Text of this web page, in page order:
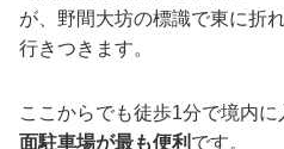
が、野間大坊の標識で東に折
行きつきます。
ここからでも徒歩1分で境内に
面駐車場が最も便利 です。